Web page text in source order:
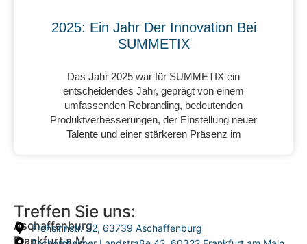
2025: Ein Jahr Der Innovation Bei
SUMMETIX
Das Jahr 2025 war für SUMMETIX ein
entscheidendes Jahr, geprägt von einem
umfassenden Rebranding, bedeutenden
Produktverbesserungen, der Einstellung neuer
Talente und einer stärkeren Präsenz im
Treffen Sie uns:
Aschaffenburg
Frohsinnstr. 32, 63739 Aschaffenburg
Frankfurt a.M.